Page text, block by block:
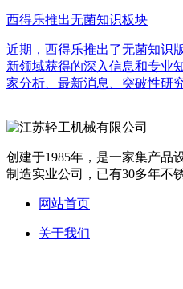
西得乐推出无菌知识板块
近期，西得乐推出了无菌知识
新领域获得的深入信息和专业
家分析、最新消息、突破性研
创建于1985年，是一家集产品
制造实业公司，已有30多年不
网站首页
关于我们